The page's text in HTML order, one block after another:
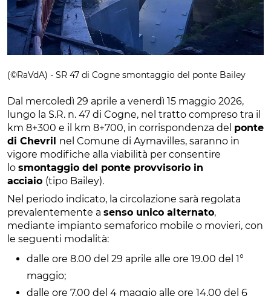
(©RaVdA) - SR 47 di Cogne smontaggio del ponte Bailey
Dal mercoledì 29 aprile a venerdì 15 maggio 2026,
lungo la S.R. n. 47 di Cogne, nel tratto compreso tra il
km 8+300 e il km 8+700, in corrispondenza del ponte
di Chevril nel Comune di Aymavilles, saranno in
vigore modifiche alla viabilità per consentire
lo smontaggio del ponte provvisorio in
acciaio (tipo Bailey).
Nel periodo indicato, la circolazione sarà regolata
prevalentemente a senso unico alternato,
mediante impianto semaforico mobile o movieri, con
le seguenti modalità:
dalle ore 8.00 del 29 aprile alle ore 19.00 del 1°
maggio;
dalle ore 7.00 del 4 maggio alle ore 14.00 del 6